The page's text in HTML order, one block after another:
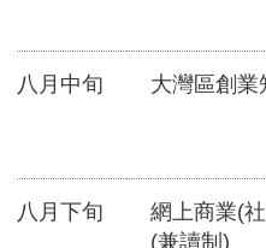
八月中旬 大灣區創業
八月下旬
網上商業(
(兼讀制)